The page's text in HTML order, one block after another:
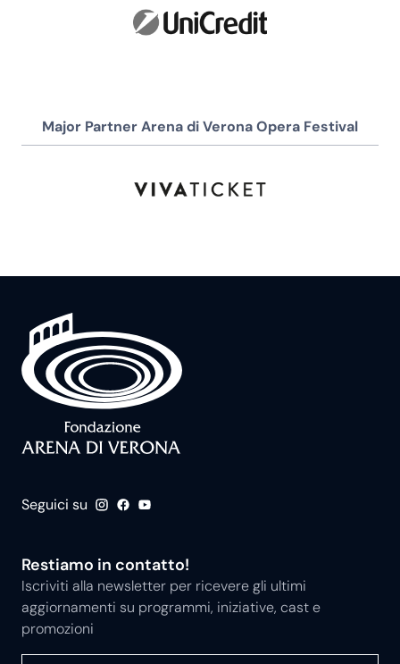
Major Partner Arena di Verona Opera Festival
Seguici su
Restiamo in contatto!
Iscriviti alla newsletter per ricevere gli ultimi
aggiornamenti su programmi, iniziative, cast e
promozioni